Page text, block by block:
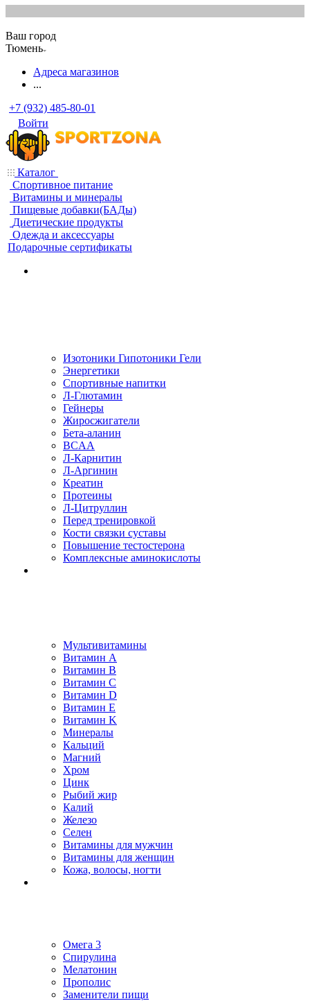
Ваш город
Тюмень
Адреса магазинов
...
+7 (932) 485-80-01
Войти
Каталог
Спортивное питание
Витамины и минералы
Пищевые добавки(БАДы)
Диетические продукты
Одежда и аксессуары
Подарочные сертификаты
Изотоники Гипотоники Гели
Энергетики
Спортивные напитки
Л-Глютамин
Гейнеры
Жиросжигатели
Бета-аланин
BCAA
Л-Карнитин
Л-Аргинин
Креатин
Протеины
Л-Цитруллин
Перед тренировкой
Кости связки суставы
Повышение тестостерона
Комплексные аминокислоты
Мультивитамины
Витамин A
Витамин B
Витамин C
Витамин D
Витамин E
Витамин K
Минералы
Кальций
Магний
Хром
Цинк
Рыбий жир
Калий
Железо
Селен
Витамины для мужчин
Витамины для женщин
Кожа, волосы, ногти
Омега 3
Спирулина
Мелатонин
Прополис
Заменители пищи